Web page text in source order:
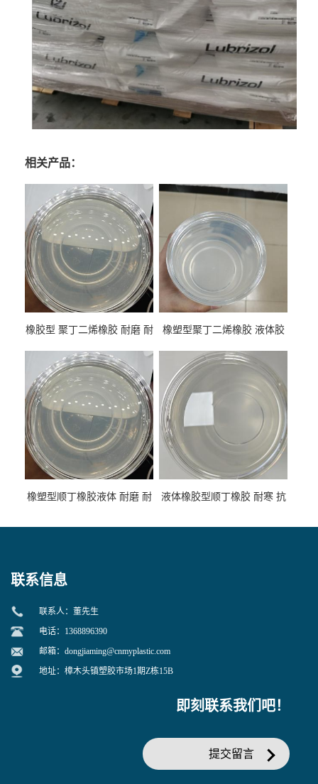
相关产品：
橡胶型 聚丁二烯橡胶 耐磨 耐
性
橡塑型聚丁二烯橡胶 液体胶
专用
橡塑型顺丁橡胶液体 耐磨 耐
液体橡胶型顺丁橡胶 耐寒 抗
联系信息
联系人：董先生
电话：1368896390
邮箱： dongjiaming@cnmyplastic.com
地址：樟木头镇塑胶市场1期Z栋15B
即刻联系我们吧！
提交留言